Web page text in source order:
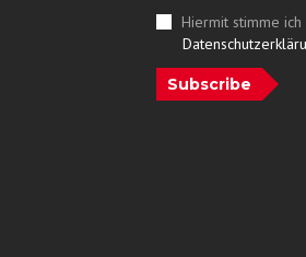
Hiermit stimme
Subscribe